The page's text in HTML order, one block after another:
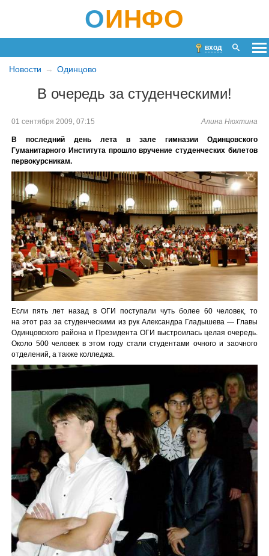
ОИНФО
вход
Новости Одинцово
В очередь за студенческими!
Алина Нюхтина
01 сентября 2009, 07:15
В последний день лета в зале гимназии Одинцовского
Гуманитарного Института прошло вручение студенческих билетов
первокурсникам.
Если пять лет назад в ОГИ поступали чуть более 60 человек, то
на этот раз за студенческими из рук Александра Гладышева — Главы
Одинцовского района и Президента ОГИ выстроилась целая очередь.
Около 500 человек в этом году стали студентами очного и заочного
отделений, а также колледжа.